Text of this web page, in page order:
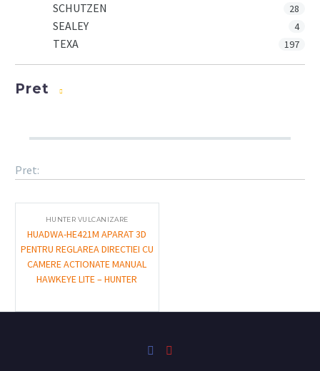
SCHUTZEN 28
SEALEY 4
TEXA 197
Pret
Pret:
HUNTER VULCANIZARE
HUADWA-HE421M APARAT 3D
PENTRU REGLAREA DIRECTIEI CU
CAMERE ACTIONATE MANUAL
HAWKEYE LITE – HUNTER